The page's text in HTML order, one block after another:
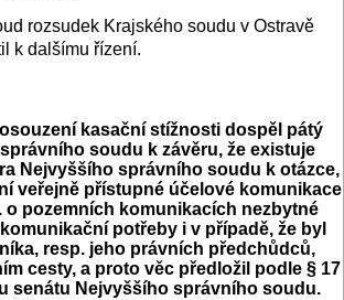
rozsudek Krajského soudu v Ostravě
k dalšímu řízení.
kasační stížnosti dospěl pátý
soudu k závěru, že existuje
Nejvyššího správního soudu k otázce,
veřejně přístupné účelové komunikace
o pozemních komunikacích nezbytné
potřeby i v případě, že byl
resp. jeho právních předchůdců,
cesty, a proto věc předložil podle § 17
senátu Nejvyššího správního soudu.